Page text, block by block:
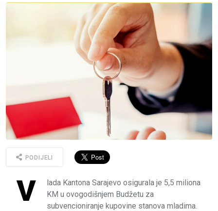
PODIJELI
V
lada Kantona Sarajevo osigurala je 5,5 miliona
KM u ovogodišnjem Budžetu za
subvencioniranje kupovine stanova mladima.